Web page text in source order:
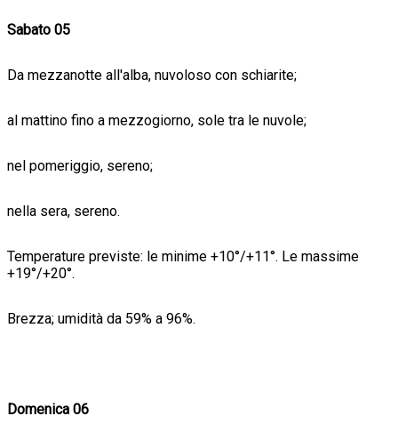
Sabato 05
Da mezzanotte all'alba, nuvoloso con schiarite;
al mattino fino a mezzogiorno, sole tra le nuvole;
nel pomeriggio, sereno;
nella sera, sereno.
Temperature previste: le minime +10°/+11°. Le massime
+19°/+20°.
Brezza; umidità da 59% a 96%.
Domenica 06